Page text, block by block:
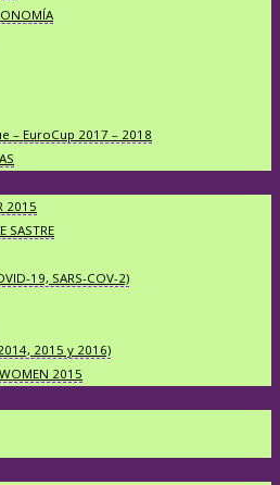
– EuroCup 2017 – 2018
2015
SASTRE
19, SARS-COV-2)
2015 y 2016)
2015